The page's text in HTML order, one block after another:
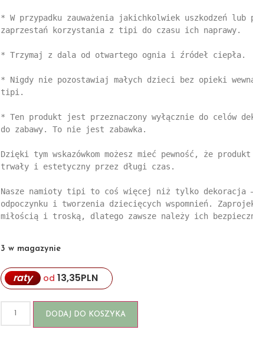
* W przypadku zauważenia jakichkolwiek uszkodzeń lub
zaprzestań korzystania z tipi do czasu ich naprawy.
* Trzymaj z dala od otwartego ognia i źródeł ciepła.
* Nigdy nie pozostawiaj małych dzieci bez opieki
tipi.
* Ten produkt jest przeznaczony wyłącznie do celów
do zabawy. To nie jest zabawka.
Dzięki tym wskazówkom możesz mieć pewność, że
trwały i estetyczny przez długi czas.
Nasze namioty tipi to coś więcej niż tylko dekoracja
odpoczynku i tworzenia dziecięcych wspomnień.
miłością i troską, dlatego zawsze należy ich
3 w magazynie
raty od 13,35PLN
DODAJ DO KOSZYKA